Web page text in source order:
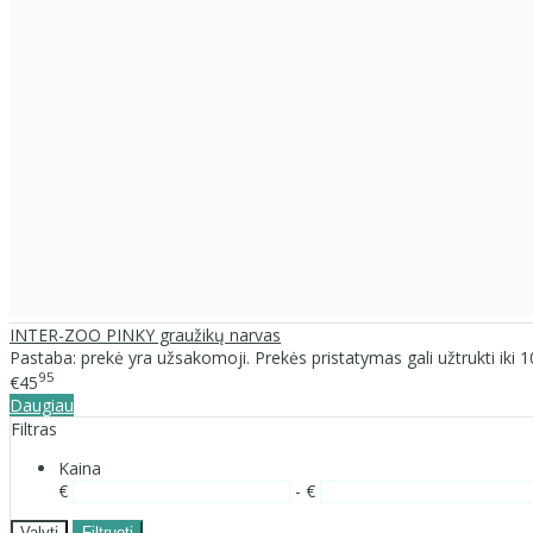
INTER-ZOO PINKY graužikų narvas
Pastaba: prekė yra užsakomoji. Prekės pristatymas gali užtrukti iki
€4595
Daugiau
Filtras
Kaina
€
- €